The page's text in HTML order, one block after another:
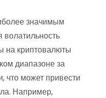
значимым
волатильность
на криптовалюты
диапазоне за
что может привести
Например,